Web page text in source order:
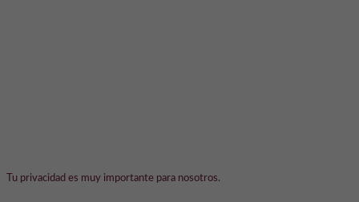
Tu privacidad es muy importante para nosotros.